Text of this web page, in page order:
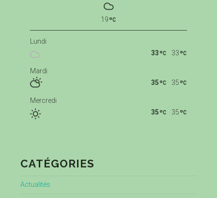
19
Lundi
33
33
Mardi
35
35
Mercredi
35
35
CATÉGORIES
Actualités